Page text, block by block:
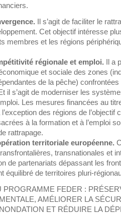
Il s’agit de faciliter le
Cet objectif intéresse
membres et les régions
régionale et emploi. Il a
et sociale des zones
de la pêche)
il s’agit de moderniser les
Les mesures financées au
l’exception des régions de l’objectif
à la formation et à l’emploi
rattrapage.
territoriale européenne.
transnationales et
de partenariats dépassant les
équilibré de territoires pluri-
PROGRAMME FEDER :
AMÉLIORER LA
ET RÉDUIRE LA